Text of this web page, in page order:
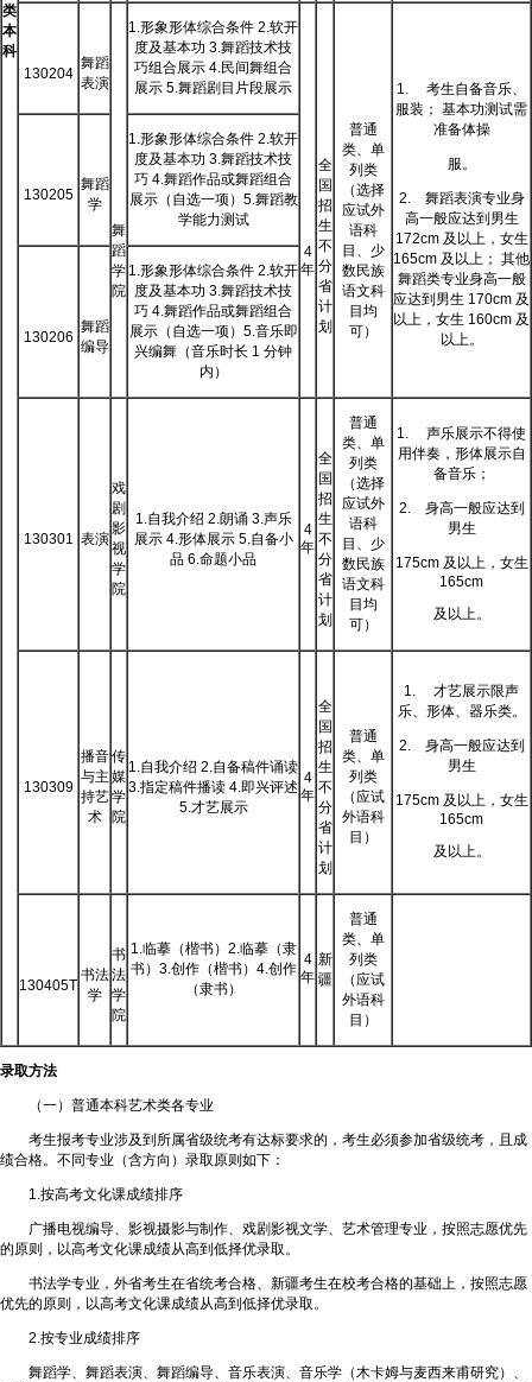
类
本
科
130204
舞蹈
表演
舞
蹈
学
院
1.形象形体综合条件 2.软开
度及基本功 3.舞蹈技术技
巧组合展示 4.民间舞组合
展示 5.舞蹈剧目片段展示
4
年
全
国
招
生
不
分
省
计
划
普通
类、单
列类
（选择
应试外
语科
目、少
数民族
语文科
目均
可）
1. 考生自备音乐、
服装； 基本功测试需
准备体操
服。
2. 舞蹈表演专业身
高一般应达到男生
172cm 及以上，女生
165cm 及以上； 其他
舞蹈类专业身高一般
应达到男生 170cm 及
以上，女生 160cm 及
以上。
130205
舞蹈
学
1.形象形体综合条件 2.软开
度及基本功 3.舞蹈技术技
巧 4.舞蹈作品或舞蹈组合
展示（自选一项）5.舞蹈教
学能力测试
130206
舞蹈
编导
1.形象形体综合条件 2.软开
度及基本功 3.舞蹈技术技
巧 4.舞蹈作品或舞蹈组合
展示（自选一项）5.音乐即
兴编舞（音乐时长 1 分钟
内）
130301 表演
戏
剧
影
视
学
院
1.自我介绍 2.朗诵 3.声乐
展示 4.形体展示 5.自备小
品 6.命题小品
4
年
全
国
招
生
不
分
省
计
划
普通
类、单
列类
（选择
应试外
语科
目、少
数民族
语文科
目均
可）
1. 声乐展示不得使
用伴奏，形体展示自
备音乐；
2. 身高一般应达到
男生
175cm 及以上，女生
165cm
及以上。
130309
播音
与主
持艺
术
传
媒
学
院
1.自我介绍 2.自备稿件诵读
3.指定稿件播读 4.即兴评述
5.才艺展示
4
年
全
国
招
生
不
分
省
计
划
普通
类、单
列类
（应试
外语科
目）
1. 才艺展示限声
乐、形体、器乐类。
2. 身高一般应达到
男生
175cm 及以上，女生
165cm
及以上。
130405T
书法
学
书
法
学
院
1.临摹（楷书）2.临摹（隶
书）3.创作（楷书）4.创作
（隶书）
4
年
新
疆
普通
类、单
列类
（应试
外语科
目）
录取方法
（一）普通本科艺术类各专业
考生报考专业涉及到所属省级统考有达标要求的，考生必须参加省级统考，且成
绩合格。不同专业（含方向）录取原则如下：
1.按高考文化课成绩排序
广播电视编导、影视摄影与制作、戏剧影视文学、艺术管理专业，按照志愿优先
的原则，以高考文化课成绩从高到低择优录取。
书法学专业，外省考生在省统考合格、新疆考生在校考合格的基础上，按照志愿
优先的原则，以高考文化课成绩从高到低择优录取。
2.按专业成绩排序
舞蹈学、舞蹈表演、舞蹈编导、音乐表演、音乐学（木卡姆与麦西来甫研究）、